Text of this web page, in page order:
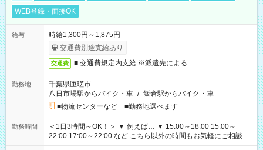
WEB登録・面接OK
給与
時給1,300円～1,875円
交通費別途支給あり
交通費 ■ 交通費規定内支給 ※派遣先による
勤務地
千葉県匝瑳市
八日市場駅からバイク・車 / 飯倉駅からバイク・車
■物流センターなど ■勤務地選べます
勤務時間
＜1日3時間～OK！＞ ▼ 例えば… ▼ 15:00～18:00 15:00～
22:00 17:00～22:00 など こちら以外の時間もお気軽にご相談く
ださい！